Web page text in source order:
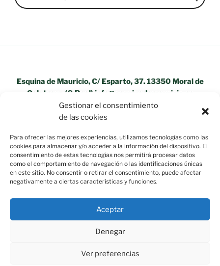
Gestionar el consentimiento
de las cookies
Para ofrecer las mejores experiencias, utilizamos tecnologías como las
cookies para almacenar y/o acceder a la información del dispositivo. El
consentimiento de estas tecnologías nos permitirá procesar datos
como el comportamiento de navegación o las identificaciones únicas
en este sitio. No consentir o retirar el consentimiento, puede afectar
negativamente a ciertas características y funciones.
Aceptar
Denegar
Ver preferencias
Esquina de Mauricio, C/ Esparto, 37. 13350 Moral de
Calatrava (C.Real) info@esquinademauricio.es
«Aviso Legal»